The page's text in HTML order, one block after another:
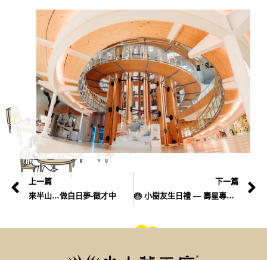
上一篇
來半山…做白日夢-徵才中
下一篇
🎂 小樹友生日禮 — 壽星專屬禮遇來了！ 🎁